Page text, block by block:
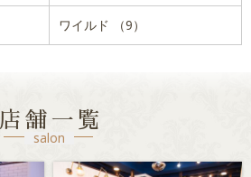
ワイルド （9）
店舗一覧
salon